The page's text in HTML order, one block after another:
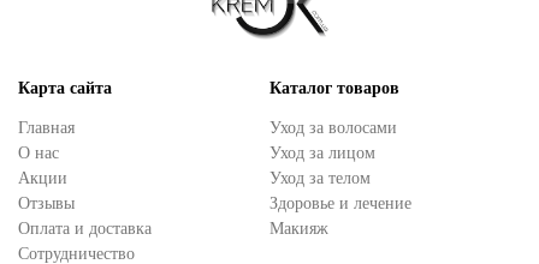
Карта сайта
Главная
О нас
Акции
Отзывы
Оплата и доставка
Сотрудничество
Каталог товаров
Уход за волосами
Уход за лицом
Уход за телом
Здоровье и лечение
Макияж